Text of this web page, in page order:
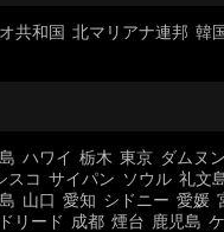
共和国 北マリアナ連邦 韓
ハワイ 栃木 東京 ダムヌ
スコ サイパン ソウル 礼文
山口 愛知 シドニー 愛媛
リード 成都 煙台 鹿児島